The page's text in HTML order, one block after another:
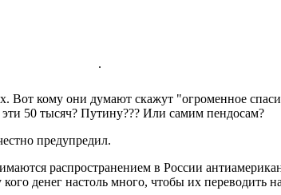
.
Вот кому они думают скажут "огроменное
50 тысяч? Путину??? Или самим пендосам?
предупредил.
распространением в России
денег настоль много, чтобы их переводить